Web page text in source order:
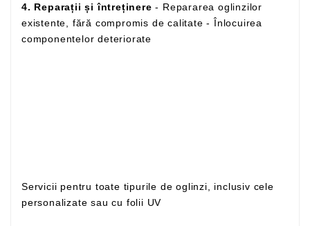
4. Reparații și întreținere- Repararea oglinzilor
existente, fără compromis de calitate - Înlocuirea
componentelor deteriorate
Servicii pentru toate tipurile de oglinzi, inclusiv cele
personalizate sau cu folii UV